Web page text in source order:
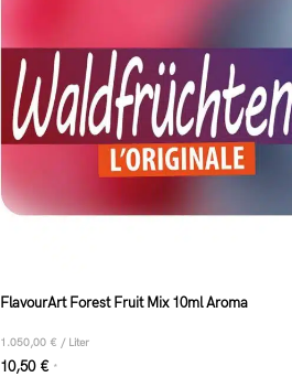
FlavourArt Forest Fruit Mix 10ml Aroma
1.050,00 € / Liter
10,50 € *